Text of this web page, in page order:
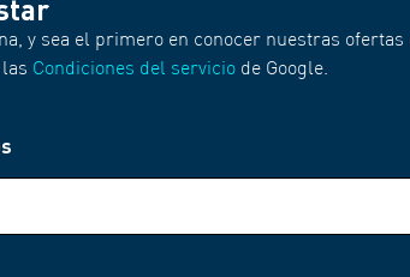
y sea el primero en conocer nuestras ofertas
las Condiciones del servicio de Google.